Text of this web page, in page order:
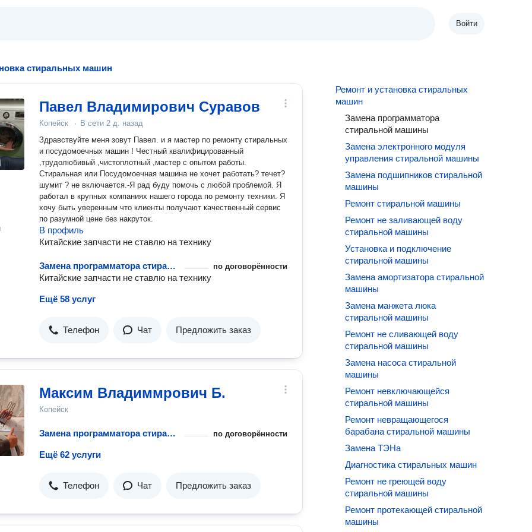
Войти
стиральных машин
Павел Владимирович Суравов
Копейск · В сети 2 д. назад
Здравствуйте меня зовут Павел. и я мастер по ремонту стиральных
и посудомоечных машин ! Честный квалифицированный
,трудолюбивый ,чистоплотный ,мастер с опытом работы.
Стиральная или Посудомоечная машина не хочет работать? течет?
шумит ? не включается.-Я рад буду помочь с любой проблемой. Я
работал в крупных компаниях нашего города по ремонту техники. Я
хочу быть уверенным что клиенты получают качественный сервис
по разумной цене без накруток.
В профиль
Китайские запчасти не ставлю на технику
Замена программатора стиральной машины по договорённости
Китайские запчасти не ставлю на технику
Ещё 58 услуг
Телефон Чат Предложить заказ
Максим Владиммрович Б.
Копейск
Замена программатора стиральной машины по договорённости
Ещё 62 услуги
Телефон Чат Предложить заказ
Ремонт и установка стиральных
машин
Замена программатора
стиральной машины
Замена электронного модуля
управления стиральной машины
Замена подшипников стиральной
машины
Ремонт стиральной машины
Ремонт не заливающей воду
стиральной машины
Установка и подключение
стиральной машины
Замена амортизатора стиральной
машины
Замена манжета люка
стиральной машины
Ремонт не сливающей воду
стиральной машины
Замена насоса стиральной
машины
Ремонт невключающейся
стиральной машины
Ремонт невращающегося
барабана стиральной машины
Замена ТЭНа
Диагностика стиральных машин
Ремонт не греющей воду
стиральной машины
Ремонт протекающей стиральной
машины